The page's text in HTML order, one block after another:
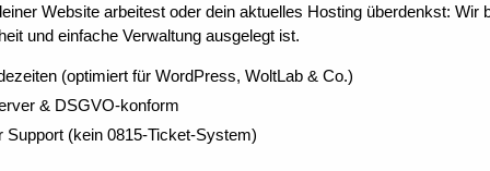
Website arbeitest oder dein aktuelles Hosting überdenkst:
und einfache Verwaltung ausgelegt ist.
(optimiert für WordPress, WoltLab & Co.)
& DSGVO-konform
(kein 0815-Ticket-System)